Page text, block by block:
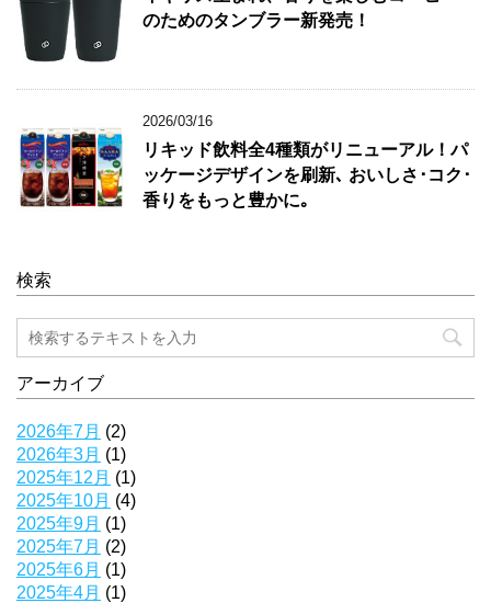
のためのタンブラー新発売！
2026/03/16
リキッド飲料全4種類がリニューアル！パ
ッケージデザインを刷新､ おいしさ･コク･
香りをもっと豊かに｡
検索
アーカイブ
2026年7月 (2)
2026年3月 (1)
2025年12月 (1)
2025年10月 (4)
2025年9月 (1)
2025年7月 (2)
2025年6月 (1)
2025年4月 (1)